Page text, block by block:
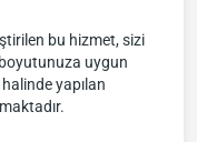
bu hizmet, sizi
uygun
yapılan